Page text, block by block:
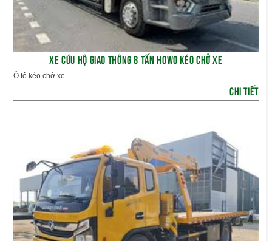
XE CỨU HỘ GIAO THÔNG 8 TẤN HOWO KÉO CHỞ XE
Ô tô kéo chở xe
CHI TIẾT